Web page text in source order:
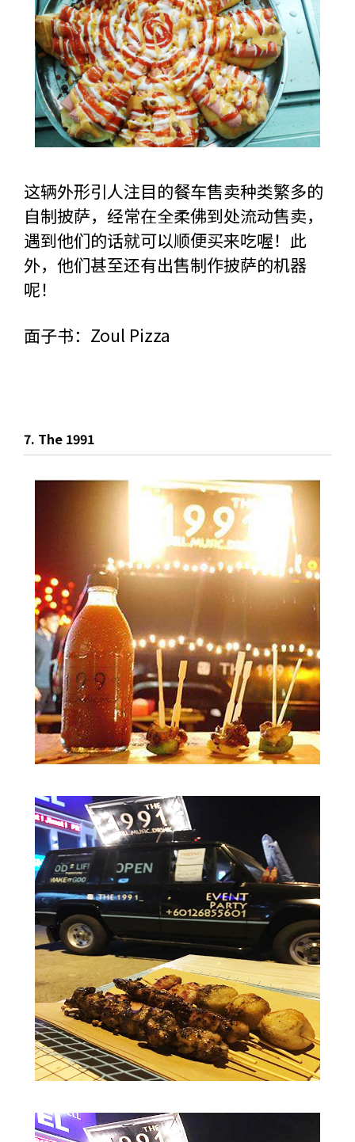
这辆外形引人注目的餐车售卖种类繁多的
自制披萨，经常在全柔佛到处流动售卖，
遇到他们的话就可以顺便买来吃喔！此
外，他们甚至还有出售制作披萨的机器
呢！
面子书： Zoul Pizza
7. The 1991